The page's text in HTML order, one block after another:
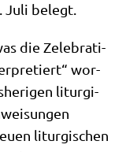
Juli belegt.
die Zele­bra­ti­
wor­
lit­ur­gi­
lit­ur­gi­schen